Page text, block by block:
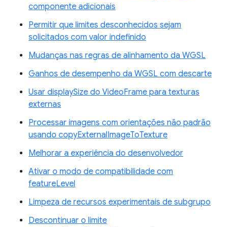
componente adicionais
Permitir que limites desconhecidos sejam
solicitados com valor indefinido
Mudanças nas regras de alinhamento da WGSL
Ganhos de desempenho da WGSL com descarte
Usar displaySize do VideoFrame para texturas
externas
Processar imagens com orientações não padrão
usando copyExternalImageToTexture
Melhorar a experiência do desenvolvedor
Ativar o modo de compatibilidade com
featureLevel
Limpeza de recursos experimentais de subgrupo
Descontinuar o limite